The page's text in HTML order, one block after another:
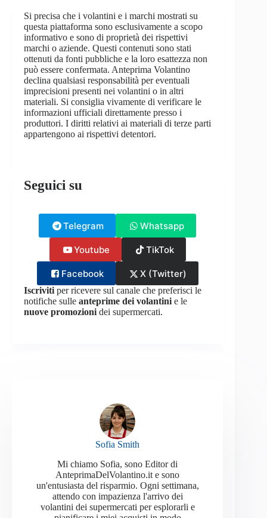
Si precisa che i volantini e i marchi mostrati su
questa piattaforma sono esclusivamente a scopo
informativo e sono di proprietà dei rispettivi
marchi o aziende. Questi contenuti sono stati
ottenuti da fonti pubbliche e la loro esattezza non
può essere confermata. Anteprima Volantino
declina qualsiasi responsabilità per eventuali
imprecisioni presenti nei volantini o in altri
materiali. Si consiglia vivamente di verificare le
informazioni ufficiali direttamente presso i
produttori. I diritti relativi ai materiali di terze parti
appartengono ai rispettivi detentori.
Seguici su
Telegram Whatsapp
Youtube TikTok
Facebook X (Twitter)
Iscriviti per ricevere sul canale che preferisci le
notifiche sulle anteprime dei volantini e le
nuove promozioni dei supermercati.
Sofia Smith
Mi chiamo Sofia, sono Editor di
AnteprimaDelVolantino.it e sono
un'entusiasta del risparmio. Ogni settimana,
attendo con impazienza l'arrivo dei
volantini dei supermercati per esplorarli e